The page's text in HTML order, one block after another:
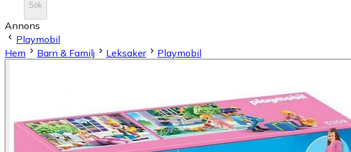
Sök
Annons
Playmobil
Hem
Barn & Familj Leksaker Playmobil